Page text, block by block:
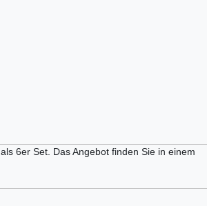
6er Set. Das Angebot finden Sie in einem